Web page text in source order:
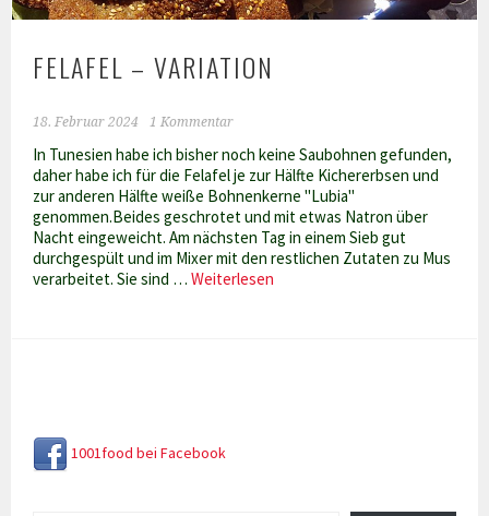
FELAFEL – VARIATION
18. Februar 2024 1 Kommentar
In Tunesien habe ich bisher noch keine Saubohnen gefunden,
daher habe ich für die Felafel je zur Hälfte Kichererbsen und
zur anderen Hälfte weiße Bohnenkerne "Lubia"
genommen.Beides geschrotet und mit etwas Natron über
Nacht eingeweicht. Am nächsten Tag in einem Sieb gut
durchgespült und im Mixer mit den restlichen Zutaten zu Mus
verarbeitet. Sie sind …Weiterlesen
1001food bei Facebook